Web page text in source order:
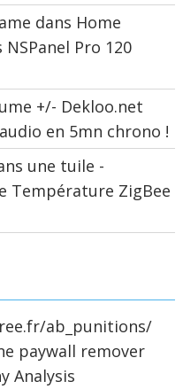
dans Home
NSPanel Pro 120
+/- Dekloo.net
en 5mn chrono !
une tuile -
Température ZigBee
ab_punitions/
paywall remover
Analysis